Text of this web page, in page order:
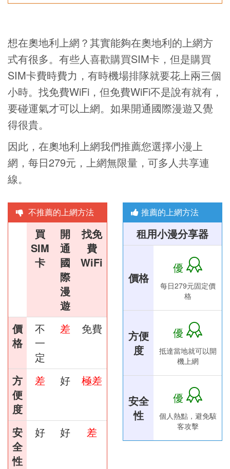
想在奧地利上網？其實能夠在奧地利的上網方
式有很多。有些人喜歡購買SIM卡，但是購買
SIM卡費時費力，有時機場排隊就要花上兩三個
小時。找免費WiFi，但免費WiFi不是說有就有，
要碰運氣才可以上網。如果開通國際漫遊又覺
得很貴。
因此，在奧地利上網我們推薦您選擇小漫上
網，每日279元，上網無限量，可多人共享連
線。
不推薦的上網方法
買
SIM
卡
開
通
國
際
漫
遊
找免
費
WiFi
價
格
不
一
定
差 免費
方
便
度
差 好 極差
安
全
性
好 好 差
推薦的上網方法
租用小漫分享器
價格
優
每日279元固定價
格
方便
度
優
抵達當地就可以開
機上網
安全
性
優
個人熱點，避免駭
客攻擊